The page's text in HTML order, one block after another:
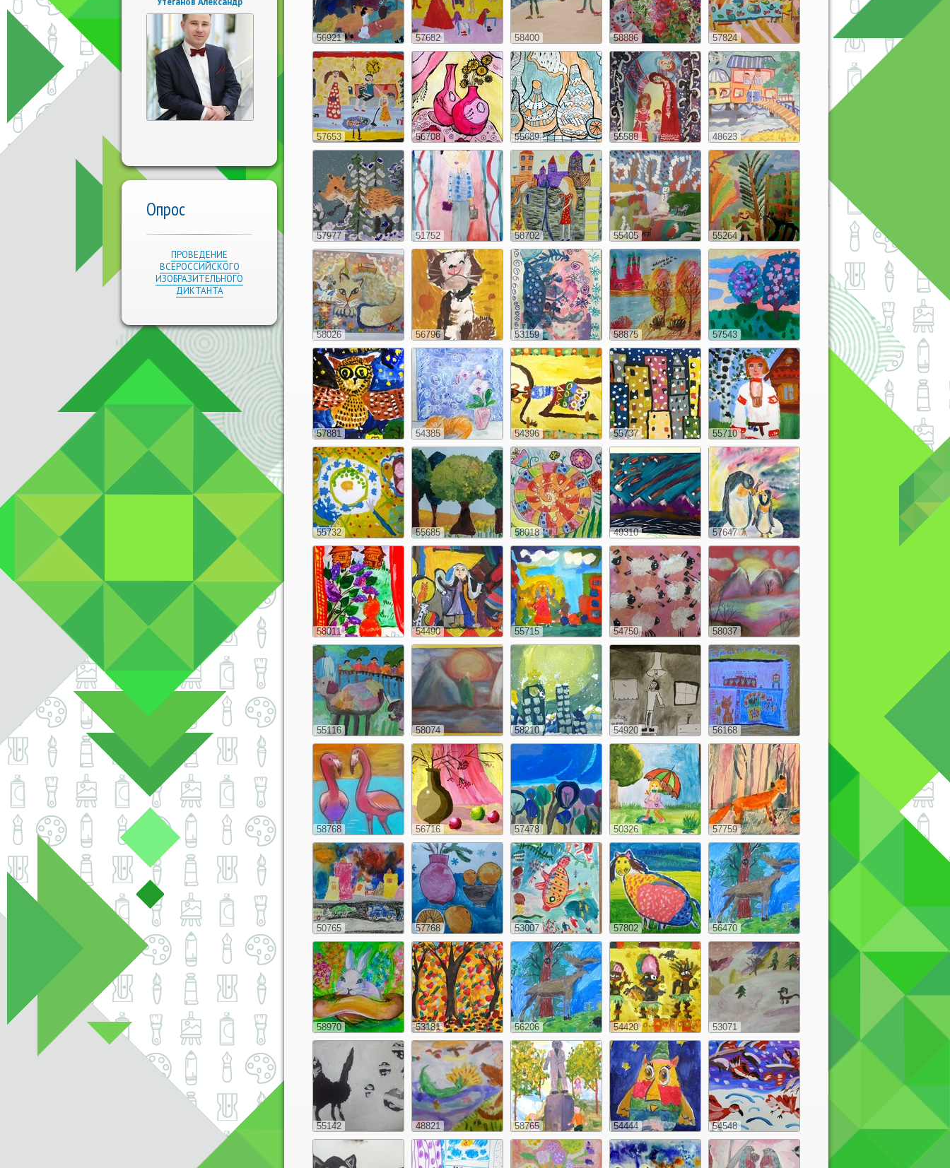
Опрос
ПРОВЕДЕНИЕ
ВСЕРОССИЙСКОГО
ИЗОБРАЗИТЕЛЬНОГО
ДИКТАНТА
56921 57682 58400 58886 57824
57653 56708 55689 55588 48623
57977 51752 58702 55405 55264
58026 56796 53159 58875 57543
57881 54385 54396 55737 55710
55732 55685 58018 49310 57647
58011 54490 55715 54750 58037
55116 58074 58210 54920 56168
58768 56716 57478 50326 57759
50765 57768 53007 57802 56470
58970 53181 56206 54420 53071
55142 48821 58765 54444 54548